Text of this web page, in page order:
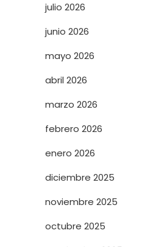
julio 2026
junio 2026
mayo 2026
abril 2026
marzo 2026
febrero 2026
enero 2026
diciembre 2025
noviembre 2025
octubre 2025